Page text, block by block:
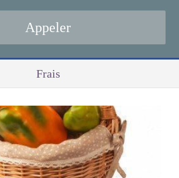
Appeler
Frais